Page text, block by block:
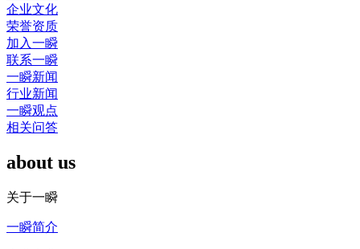
企业文化
荣誉资质
加入一瞬
联系一瞬
一瞬新闻
行业新闻
一瞬观点
相关问答
about us
关于一瞬
一瞬简介